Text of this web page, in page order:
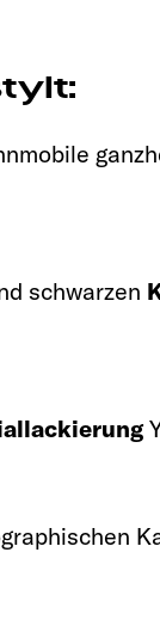
schwarzen